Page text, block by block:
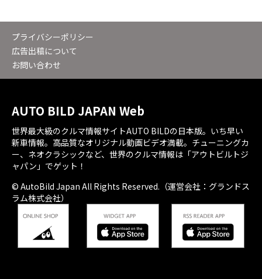
プライバシーポリシー
広告出稿について
お問い合わせ
AUTO BILD JAPAN Web
世界最大級のクルマ情報サイトAUTO BILDの日本版。いち早い
新車情報。高品質なオリジナル動画ビデオ満載。チューニングカ
ー、ネオクラシックなど、世界のクルマ情報は「アウトビルトジ
ャパン」でゲット！
© AutoBild Japan All Rights Reserved.（運営会社：グランドス
ラム株式会社）